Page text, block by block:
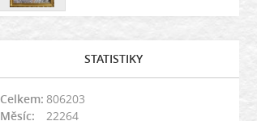
STATISTIKY
Celkem: 806203
Měsíc:
22264